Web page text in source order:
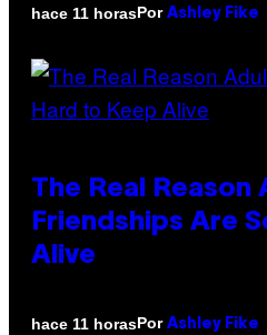
hace 11 horasPor Ashley Fike
The Real Reason
Friendships Are
Alive
hace 11 horasPor Ashley Fike